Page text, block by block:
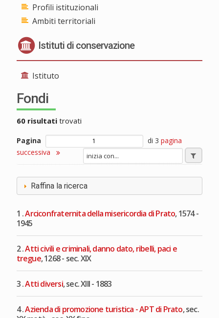
Profili istituzionali
Ambiti territoriali
Istituti di conservazione
Istituto
Fondi
60 risultatitrovati
Pagina di 3 pagina
successiva
Raffina la ricerca
1 .Arciconfraternita della misericordia di Prato, 1574 -
1945
2 .Atti civili e criminali, danno dato, ribelli, paci e
tregue, 1268 - sec. XIX
3 .Atti diversi, sec. XIII - 1883
4 .Azienda di promozione turistica - APT di Prato, sec.